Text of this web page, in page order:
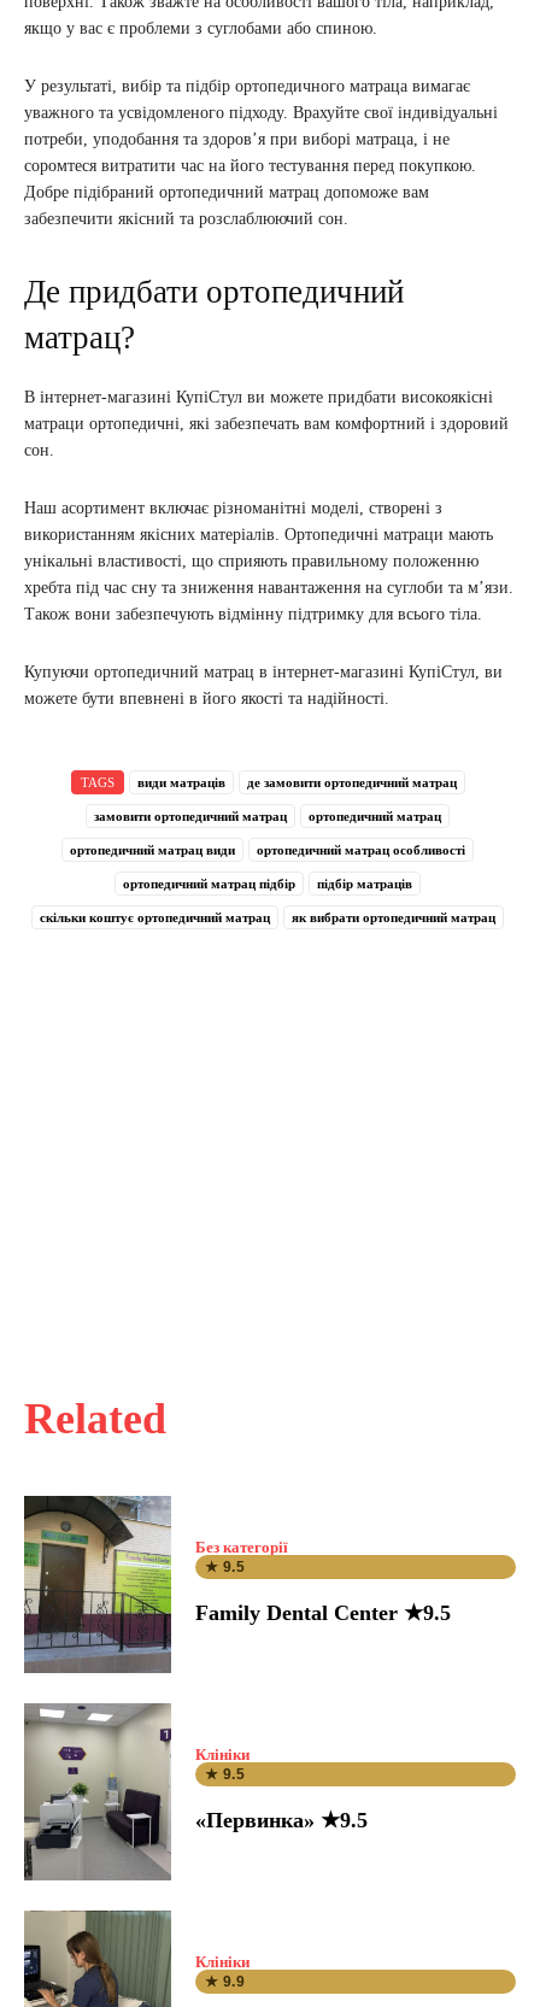
Related
Без категорії
★ 9.5
Family Dental Center ★9.5
Клініки
★ 9.5
«Первинка» ★9.5
Клініки
★ 9.9
якщо у вас є проблеми з суглобами або спиною.
У результаті, вибір та підбір ортопедичного матраца вимагає
уважного та усвідомленого підходу. Врахуйте свої індивідуальні
потреби, уподобання та здоров’я при виборі матраца, і не
соромтеся витратити час на його тестування перед покупкою.
Добре підібраний ортопедичний матрац допоможе вам
забезпечити якісний та розслаблюючий сон.
Де придбати ортопедичний
матрац?
В інтернет-магазині КупіСтул ви можете придбати високоякісні
матраци ортопедичні, які забезпечать вам комфортний і здоровий
сон.
Наш асортимент включає різноманітні моделі, створені з
використанням якісних матеріалів. Ортопедичні матраци мають
унікальні властивості, що сприяють правильному положенню
хребта під час сну та зниження навантаження на суглоби та м’язи.
Також вони забезпечують відмінну підтримку для всього тіла.
Купуючи ортопедичний матрац в інтернет-магазині КупіСтул, ви
можете бути впевнені в його якості та надійності.
TAGS види матраців де замовити ортопедичний матрац
замовити ортопедичний матрац ортопедичний матрац
ортопедичний матрац види ортопедичний матрац особливості
ортопедичний матрац підбір підбір матраців
скільки коштує ортопедичний матрац як вибрати ортопедичний матрац